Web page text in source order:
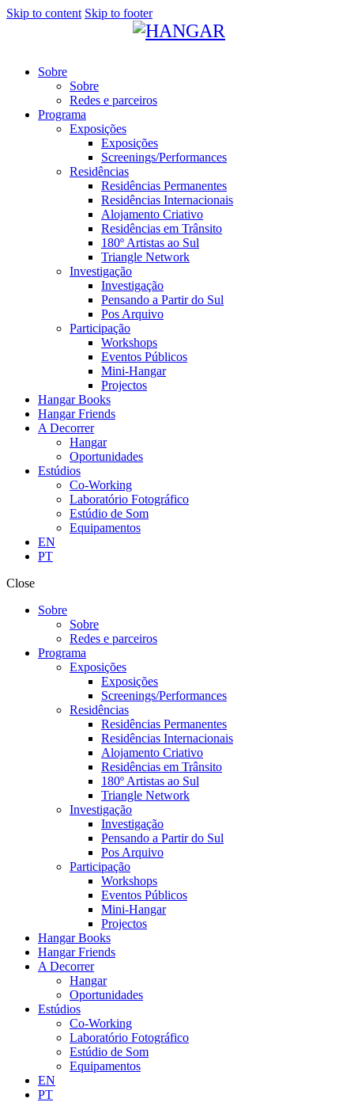
Skip to content Skip to footer
Sobre
Sobre
Redes e parceiros
Programa
Exposições
Exposições
Screenings/Performances
Residências
Residências Permanentes
Residências Internacionais
Alojamento Criativo
Residências em Trânsito
180º Artistas ao Sul
Triangle Network
Investigação
Investigação
Pensando a Partir do Sul
Pos Arquivo
Participação
Workshops
Eventos Públicos
Mini-Hangar
Projectos
Hangar Books
Hangar Friends
A Decorrer
Hangar
Oportunidades
Estúdios
Co-Working
Laboratório Fotográfico
Estúdio de Som
Equipamentos
EN
PT
Close
Sobre
Sobre
Redes e parceiros
Programa
Exposições
Exposições
Screenings/Performances
Residências
Residências Permanentes
Residências Internacionais
Alojamento Criativo
Residências em Trânsito
180º Artistas ao Sul
Triangle Network
Investigação
Investigação
Pensando a Partir do Sul
Pos Arquivo
Participação
Workshops
Eventos Públicos
Mini-Hangar
Projectos
Hangar Books
Hangar Friends
A Decorrer
Hangar
Oportunidades
Estúdios
Co-Working
Laboratório Fotográfico
Estúdio de Som
Equipamentos
EN
PT